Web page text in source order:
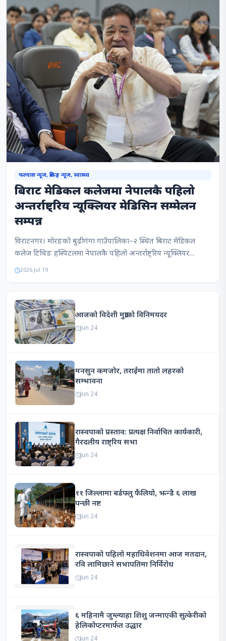
फल्यास न्यूज, ब्रेकिङ्ग न्यूज, स्वास्थ्य
बिराट मेडिकल कलेजमा नेपालकै पहिलो
अन्तर्राष्ट्रिय न्यूक्लियर मेडिसिन सम्मेलन
सम्पन्न
विराटनगर। मोरङको बुढीगंगा गाउँपालिका–२ स्थित बिराट मेडिकल
कलेज टिचिङ हस्पिटलमा नेपालकै पहिलो अन्तर्राष्ट्रिय न्यूक्लियर
मेडिसिन सम्मेलन सम्पन्न भएको छ।हस्पिटलको सेन्ट्रल हलमा "इमेज…
2026 Jul 19
आजको विदेशी मुद्राको विनिमयदर
Jun 24
मनसुन कमजोर, तराईमा तातो लहरको
सम्भावना
Jun 24
रास्वपाको प्रस्ताव: प्रत्यक्ष निर्वाचित कार्यकारी,
गैरदलीय राष्ट्रिय सभा
Jun 24
११ जिल्लामा बर्डफ्लु फैलियो, झन्डै ६ लाख
पन्छी नष्ट
Jun 24
रास्वपाको पहिलो महाधिवेशनमा आज मतदान,
रवि लामिछाने सभापतिमा निर्विरोध
Jun 24
६ महिनामै जुम्ल्याहा शिशु जन्माएकी सुत्केरीको
हेलिकोप्टरमार्फत उद्धार
Jun 24